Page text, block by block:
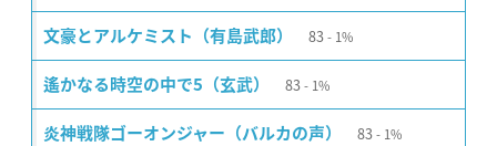
文豪とアルケミスト（有島武郎） 83 1%
遙かなる時空の中で5（玄武） 83 1%
炎神戦隊ゴーオンジャー（バルカの声） 83 1%